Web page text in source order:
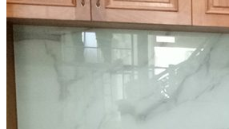
Đá Ốp Bếp Tự Nhiên
Tranh đá
Tranh Đá Granite Đối
Tranh Đá Marble Đối Xứng
Tranh Đá Sơn Thủy Xuyên
Tranh Đá Thạch Anh Đối
Tranh Đá Xuyên Sáng Onyx
Vách Tivi ỐP Đá Cao Cấp